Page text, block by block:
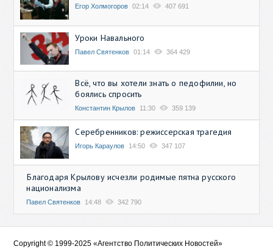
Егор Холмогоров 02:14 407 691
Уроки Навального
Павел Святенков 01:14 364 429
Всё, что вы хотели знать о педофилии, но
боялись спросить
Константин Крылов 11:30 359 139
Серебренников: режиссерская трагедия
Игорь Караулов 14:50 347 107
Благодаря Крылову исчезли родимые пятна русского
национализма
Павел Святенков 14:48 342 790
Copyright © 1999-2025 «Агентство Политических Новостей»